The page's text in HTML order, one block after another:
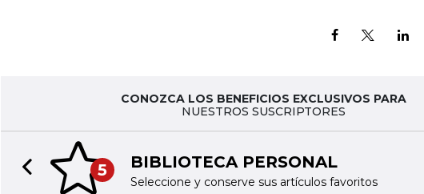
CONOZCA LOS BENEFICIOS EXCLUSIVOS PARA
NUESTROS SUSCRIPTORES
5 BIBLIOTECA PERSONAL
Seleccione y conserve sus artículos favoritos
Previous slide